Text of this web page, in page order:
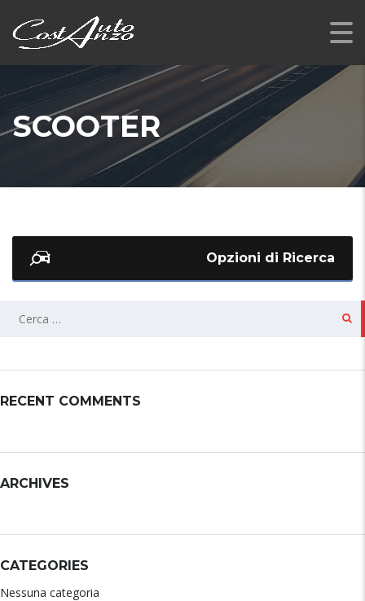
SCOOTER
Opzioni di Ricerca
RECENT COMMENTS
ARCHIVES
CATEGORIES
Nessuna categoria